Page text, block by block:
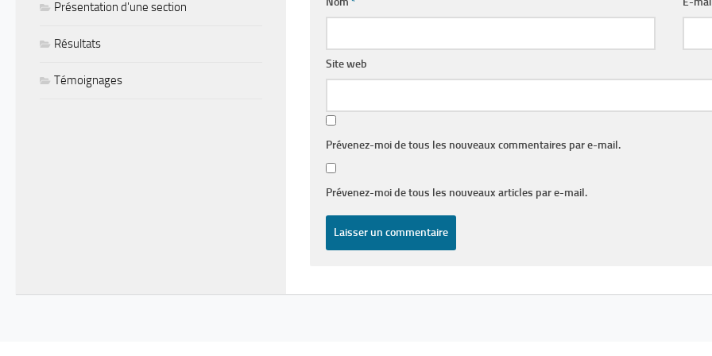
Site web
Prévenez-moi de tous les nouveaux commentaires par e-mail.
Prévenez-moi de tous les nouveaux articles par e-mail.
Présentation d'une section
Résultats
Témoignages